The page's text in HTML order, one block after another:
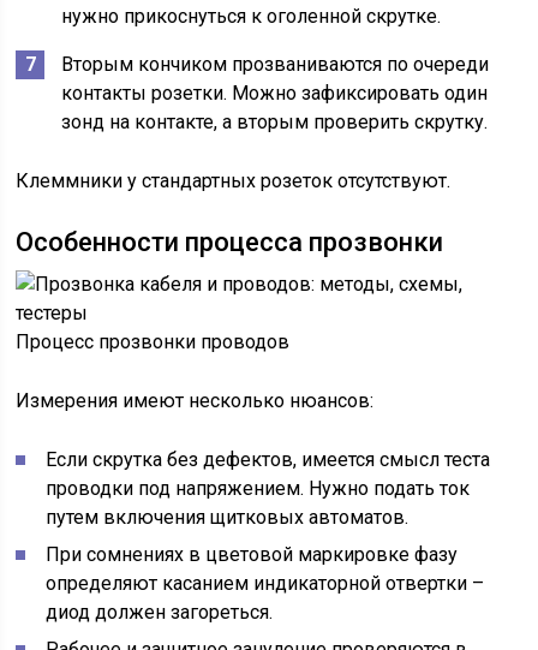
нужно прикоснуться к оголенной скрутке.
Вторым кончиком прозваниваются по очереди
контакты розетки. Можно зафиксировать один
зонд на контакте, а вторым проверить скрутку.
Клеммники у стандартных розеток отсутствуют.
Особенности процесса прозвонки
Процесс прозвонки проводов
Измерения имеют несколько нюансов:
Если скрутка без дефектов, имеется смысл теста
проводки под напряжением. Нужно подать ток
путем включения щитковых автоматов.
При сомнениях в цветовой маркировке фазу
определяют касанием индикаторной отвертки –
диод должен загореться.